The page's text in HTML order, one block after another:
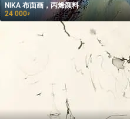
NIKA 布面画，丙烯颜料
24 000₽